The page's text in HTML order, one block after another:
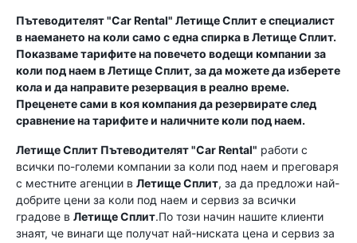
Пътеводителят "Car Rental" Летище Сплите специалист
в наемането на коли само с една спирка вЛетище Сплит.
Показваме тарифите на повечето водещи компании за
коли под наем вЛетище Сплит, за да можете да изберете
кола и да направите резервация в реално време.
Преценете сами в коя компания да резервирате след
сравнение на тарифите и наличните коли под наем.
Летище Сплит Пътеводителят "Car Rental" работи с
всички по-големи компании за коли под наем и преговаря
с местните агенции в Летище Сплит, за да предложи най-
добрите цени за коли под наем и сервиз за всички
градове в Летище Сплит.По този начин нашите клиенти
знаят, че винаги ще получат най-ниската цена и сервиз за